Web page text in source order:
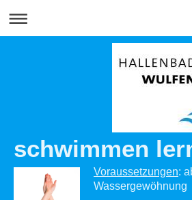
schwimmen
Voraussetzungen:
Wassergewöhnung